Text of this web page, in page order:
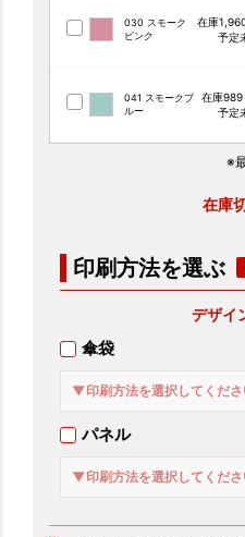
030 スモーク
ピンク
在庫
予定
041 スモークブ
ルー
在庫989
予定
※
在庫
印刷方法を選ぶ
デザイ
傘袋
▼印刷方法を選択してくださ
パネル
▼印刷方法を選択してくださ